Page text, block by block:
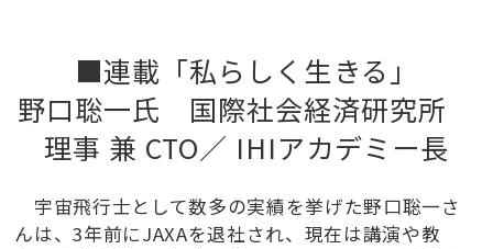
■連載「私らしく生きる」
野口聡一氏 国際社会経済研究所
理事 兼 CTO／ IHIアカデミー長
宇宙飛行士として数多の実績を挙げた野口聡一さ
んは、3年前にJAXAを退社され、現在は講演や教